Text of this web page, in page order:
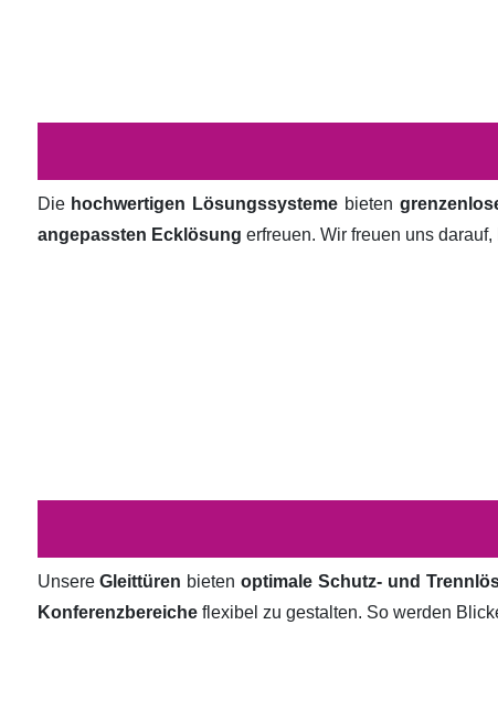
Die hochwertigen Lösungssysteme bieten
angepassten Ecklösung erfreuen. Wir freuen uns darauf,
UnsereGleittüren bietenoptimale Schutz- und
Konferenzbereiche flexibel zu gestalten. So werden